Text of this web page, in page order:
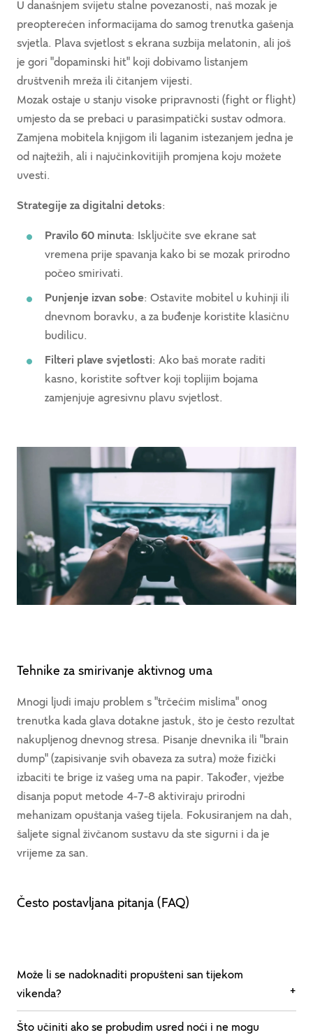
U današnjem svijetu stalne povezanosti, naš mozak je
preopterećen informacijama do samog trenutka gašenja
svjetla. Plava svjetlost s ekrana suzbija melatonin, ali još
je gori "dopaminski hit" koji dobivamo listanjem
društvenih mreža ili čitanjem vijesti.
Mozak ostaje u stanju visoke pripravnosti (fight or flight)
umjesto da se prebaci u parasimpatički sustav odmora.
Zamjena mobitela knjigom ili laganim istezanjem jedna je
od najtežih, ali i najučinkovitijih promjena koju možete
uvesti.
Strategije za digitalni detoks:
Pravilo 60 minuta: Isključite sve ekrane sat
vremena prije spavanja kako bi se mozak prirodno
počeo smirivati.
Punjenje izvan sobe: Ostavite mobitel u kuhinji ili
dnevnom boravku, a za buđenje koristite klasičnu
budilicu.
Filteri plave svjetlosti: Ako baš morate raditi
kasno, koristite softver koji toplijim bojama
zamjenjuje agresivnu plavu svjetlost.
Tehnike za smirivanje aktivnog uma
Mnogi ljudi imaju problem s "trčećim mislima" onog
trenutka kada glava dotakne jastuk, što je često rezultat
nakupljenog dnevnog stresa. Pisanje dnevnika ili "brain
dump" (zapisivanje svih obaveza za sutra) može fizički
izbaciti te brige iz vašeg uma na papir. Također, vježbe
disanja poput metode 4-7-8 aktiviraju prirodni
mehanizam opuštanja vašeg tijela. Fokusiranjem na dah,
šaljete signal živčanom sustavu da ste sigurni i da je
vrijeme za san.
Često postavljana pitanja (FAQ)
Može li se nadoknaditi propušteni san tijekom
vikenda?
Što učiniti ako se probudim usred noći i ne mogu